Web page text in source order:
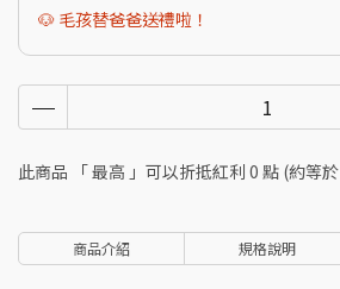
🐶 毛孩替爸爸送禮啦！
此商品 「 最高 」可以折抵紅利 0 點 (約等於
商品介紹 規格說明